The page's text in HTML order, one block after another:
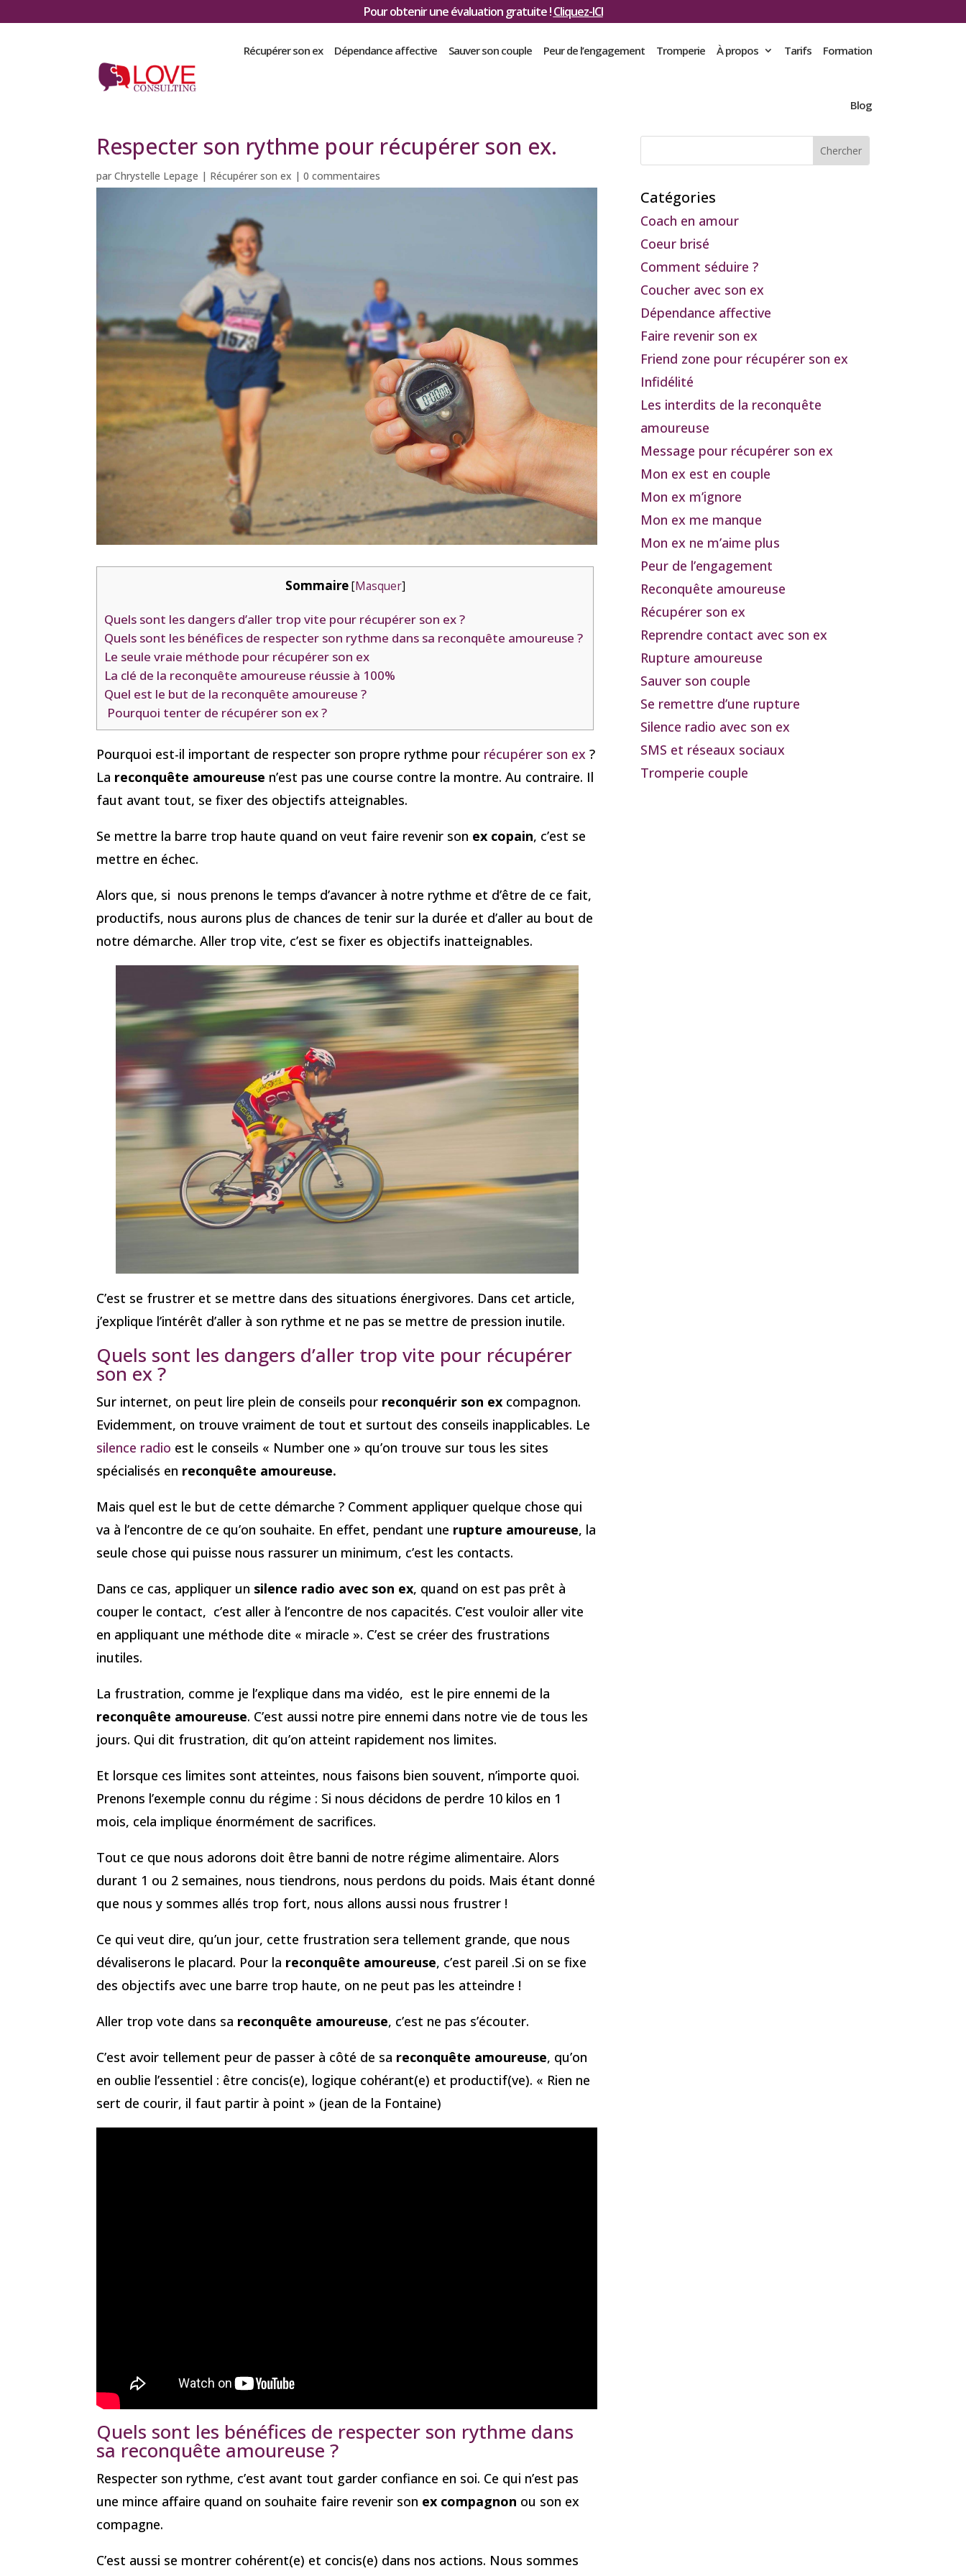
Pour obtenir une évaluation gratuite !Cliquez-ICI
Récupérer son ex Dépendance affective Sauver son couple Peur de l’engagement Tromperie À propos Tarifs Formation
Blog
Respecter son rythme pour récupérer son ex.
parChrystelle Lepage | Récupérer son ex |0 commentaires
Sommaire[Masquer]
Quels sont les dangers d’aller trop vite pour récupérer son ex ?
Quels sont les bénéfices de respecter son rythme dans sa reconquête amoureuse ?
Le seule vraie méthode pour récupérer son ex
La clé de la reconquête amoureuse réussie à 100%
Quel est le but de la reconquête amoureuse ?
Pourquoi tenter de récupérer son ex ?
Pourquoi est-il important de respecter son propre rythme pour récupérer son ex ?
La reconquête amoureuse n’est pas une course contre la montre. Au contraire. Il
faut avant tout, se fixer des objectifs atteignables.
Se mettre la barre trop haute quand on veut faire revenir son ex copain, c’est se
mettre en échec.
Alors que, si nous prenons le temps d’avancer à notre rythme et d’être de ce fait,
productifs, nous aurons plus de chances de tenir sur la durée et d’aller au bout de
notre démarche. Aller trop vite, c’est se fixer es objectifs inatteignables.
C’est se frustrer et se mettre dans des situations énergivores. Dans cet article,
j’explique l’intérêt d’aller à son rythme et ne pas se mettre de pression inutile.
Quels sont les dangers d’aller trop vite pour récupérer
son ex ?
Sur internet, on peut lire plein de conseils pour reconquérir son ex compagnon.
Evidemment, on trouve vraiment de tout et surtout des conseils inapplicables. Le
silence radio est le conseils « Number one » qu’on trouve sur tous les sites
spécialisés en reconquête amoureuse.
Mais quel est le but de cette démarche ? Comment appliquer quelque chose qui
va à l’encontre de ce qu’on souhaite. En effet, pendant une rupture amoureuse, la
seule chose qui puisse nous rassurer un minimum, c’est les contacts.
Dans ce cas, appliquer un silence radio avec son ex, quand on est pas prêt à
couper le contact, c’est aller à l’encontre de nos capacités. C’est vouloir aller vite
en appliquant une méthode dite « miracle ». C’est se créer des frustrations
inutiles.
La frustration, comme je l’explique dans ma vidéo, est le pire ennemi de la
reconquête amoureuse. C’est aussi notre pire ennemi dans notre vie de tous les
jours. Qui dit frustration, dit qu’on atteint rapidement nos limites.
Et lorsque ces limites sont atteintes, nous faisons bien souvent, n’importe quoi.
Prenons l’exemple connu du régime : Si nous décidons de perdre 10 kilos en 1
mois, cela implique énormément de sacrifices.
Tout ce que nous adorons doit être banni de notre régime alimentaire. Alors
durant 1 ou 2 semaines, nous tiendrons, nous perdons du poids. Mais étant donné
que nous y sommes allés trop fort, nous allons aussi nous frustrer !
Ce qui veut dire, qu’un jour, cette frustration sera tellement grande, que nous
dévaliserons le placard. Pour la reconquête amoureuse, c’est pareil .Si on se fixe
des objectifs avec une barre trop haute, on ne peut pas les atteindre !
Aller trop vote dans sa reconquête amoureuse, c’est ne pas s’écouter.
C’est avoir tellement peur de passer à côté de sa reconquête amoureuse, qu’on
en oublie l’essentiel : être concis(e), logique cohérant(e) et productif(ve). « Rien ne
sert de courir, il faut partir à point » (jean de la Fontaine)
Quels sont les bénéfices de respecter son rythme dans
sa reconquête amoureuse ?
Respecter son rythme, c’est avant tout garder confiance en soi. Ce qui n’est pas
une mince affaire quand on souhaite faire revenir son ex compagnon ou son ex
compagne.
C’est aussi se montrer cohérent(e) et concis(e) dans nos actions. Nous sommes
Catégories
Coach en amour
Coeur brisé
Comment séduire ?
Coucher avec son ex
Dépendance affective
Faire revenir son ex
Friend zone pour récupérer son ex
Infidélité
Les interdits de la reconquête
amoureuse
Message pour récupérer son ex
Mon ex est en couple
Mon ex m’ignore
Mon ex me manque
Mon ex ne m’aime plus
Peur de l’engagement
Reconquête amoureuse
Récupérer son ex
Reprendre contact avec son ex
Rupture amoureuse
Sauver son couple
Se remettre d’une rupture
Silence radio avec son ex
SMS et réseaux sociaux
Tromperie couple